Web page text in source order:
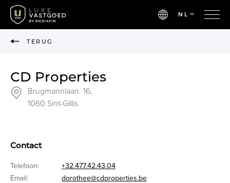
NL
TERUG
CD Properties
Brugmannlaan 16,
1060 Sint-Gillis
Contact
Telefoon:
+32.477.42.43.04
Email:
dorothee@cdproperties.be